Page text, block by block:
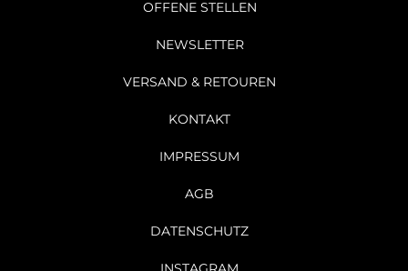
OFFENE STELLEN
NEWSLETTER
VERSAND & RETOUREN
KONTAKT
IMPRESSUM
AGB
DATENSCHUTZ